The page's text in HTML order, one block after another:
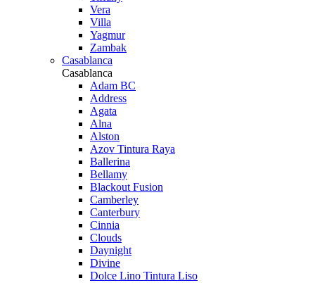
Vera
Villa
Yagmur
Zambak
Casablanca
Casablanca
Adam BC
Address
Agata
Alna
Alston
Azov Tintura Raya
Ballerina
Bellamy
Blackout Fusion
Camberley
Canterbury
Cinnia
Clouds
Daynight
Divine
Dolce Lino Tintura Liso